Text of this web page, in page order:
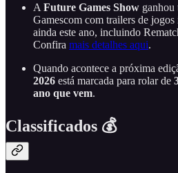
A Future Games Show ganhou
Gamescom com trailers de
ainda este ano, incluindo
Confira mais detalhes aqui.
Quando acontece a próxima
2026 está marcada para rolar de
ano que vem.
Classificados 💰